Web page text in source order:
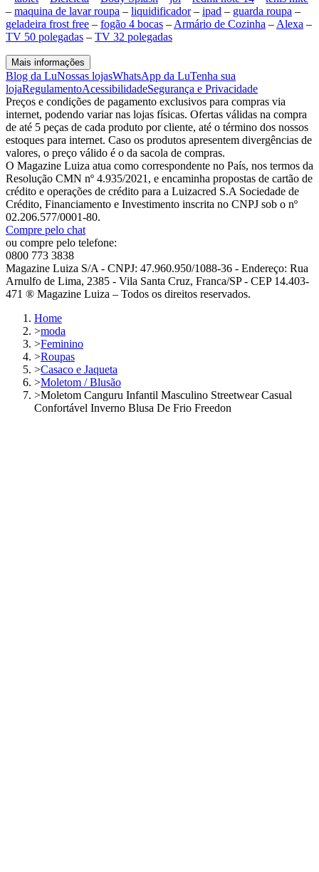
– maquina de lavar roupa – liquidificador– ipad – guarda roupa –
geladeira frost free – fogão 4 bocas – Armário de Cozinha – Alexa –
TV 50 polegadas – TV 32 polegadas
Mais informações
Blog da LuNossas lojasWhatsApp da LuTenha sua
lojaRegulamentoAcessibilidadeSegurança e Privacidade
Preços e condições de pagamento exclusivos para compras via
internet, podendo variar nas lojas físicas. Ofertas válidas na compra
de até 5 peças de cada produto por cliente, até o término dos nossos
estoques para internet. Caso os produtos apresentem divergências de
valores, o preço válido é o da sacola de compras.
O Magazine Luiza atua como correspondente no País, nos termos da
Resolução CMN nº 4.935/2021, e encaminha propostas de cartão de
crédito e operações de crédito para a Luizacred S.A Sociedade de
Crédito, Financiamento e Investimento inscrita no CNPJ sob o nº
02.206.577/0001-80.
Compre pelo chat
ou compre pelo telefone:
0800 773 3838
Magazine Luiza S/A - CNPJ: 47.960.950/1088-36 - Endereço: Rua
Arnulfo de Lima, 2385 - Vila Santa Cruz, Franca/SP - CEP 14.403-
471 ® Magazine Luiza – Todos os direitos reservados.
Home
>moda
>Feminino
>Roupas
>Casaco e Jaqueta
>Moletom / Blusão
>Moletom Canguru Infantil Masculino Streetwear Casual
Confortável Inverno Blusa De Frio Freedon